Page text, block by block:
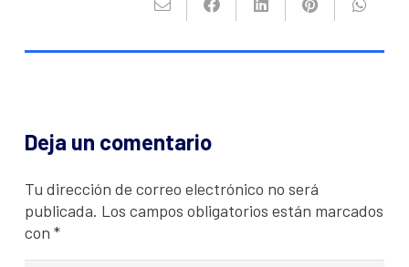
Deja un comentario
Tu dirección de correo electrónico no será
publicada. Los campos obligatorios están marcados
con *